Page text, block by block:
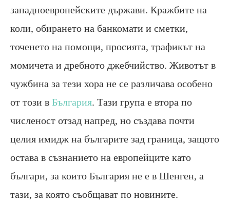
западноевропейските държави. Кражбите на
коли, обирането на банкомати и сметки,
точенето на помощи, просията, трафикът на
момичета и дребното джебчийство. Животът в
чужбина за тези хора не се различава особено
от този в България. Тази група е втора по
численост отзад напред, но създава почти
целия имидж на българите зад граница, защото
остава в съзнанието на европейците като
българи, за които България не е в Шенген, а
тази, за която съобщават по новините.